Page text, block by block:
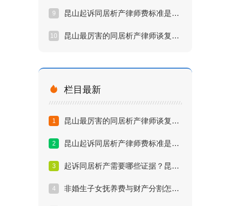
9 昆山起诉同居析产律师费标准是多少？2026最新版
10 昆山最厉害的同居析产律师谈复杂案件：如何绝地反击？
 栏目最新
1 昆山最厉害的同居析产律师谈复杂案件：如何绝地反击？
2 昆山起诉同居析产律师费标准是多少？2026最新版
3 起诉同居析产需要哪些证据？昆山资深律师支招
4 非婚生子女抚养费与财产分割怎么算？昆山律师指南